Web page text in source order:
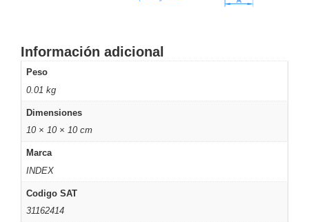
Ambientes
TurretEspecialesLente
Motorizado
-
Pinhole
Analógicas
- TurboHD
TVI / AHD
/ CVI
Información adicional
Peso
0.01 kg
Dimensiones
10 × 10 × 10 cm
Marca
INDEX
Codigo SAT
31162414